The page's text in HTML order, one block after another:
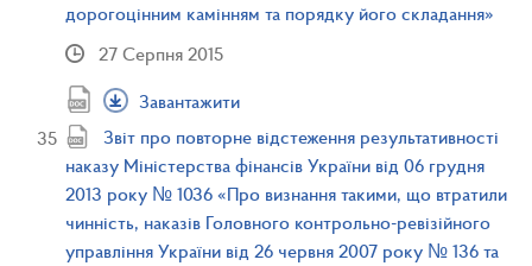
дорогоцінним камінням та порядку його складання»
27 Серпня 2015
Завантажити
Звіт про повторне відстеження результативності
наказу Міністерства фінансів України від 06 грудня
2013 року № 1036 «Про визнання такими, що втратили
чинність, наказів Головного контрольно-ревізійного
управління України від 26 червня 2007 року № 136 та